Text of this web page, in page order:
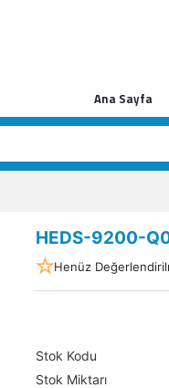
Ana Sayfa
HEDS-9200-
Henüz
Stok Kodu
Stok Miktarı